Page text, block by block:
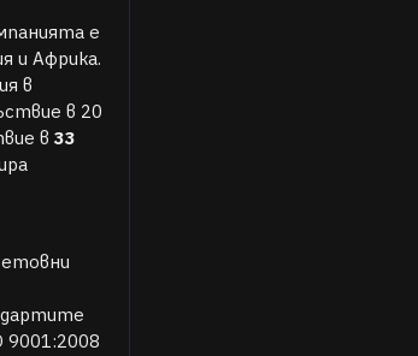
е
и Африка.
в
в 20
в 33
9001:2008